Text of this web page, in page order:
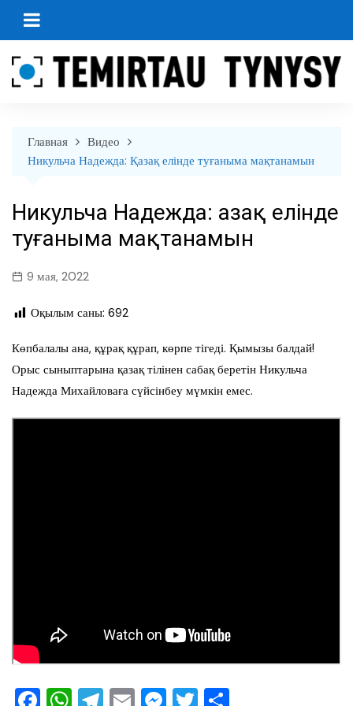
перейти
Главная
Видео
Никульча Надежда: Қазақ елінде туғаныма мақтанамын
Никульча Надежда: Қазақ елінде
туғаныма мақтанамын
9 мая, 2022
Оқылым саны: 692
Көпбалалы ана, құрақ құрап, көрпе тігеді. Қымызы балдай!
Орыс сыныптарына қазақ тілінен сабақ беретін Никульча
Надежда Михайловаға сүйсінбеу мүмкін емес.